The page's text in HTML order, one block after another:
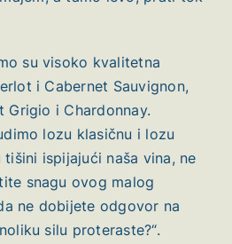
su visoko kvalitetna
i Cabernet Sauvignon,
Grigio i Chardonnay.
lozu klasičnu i lozu
ispijajući naša vina, ne
snagu ovog malog
ne dobijete odgovor na
silu proteraste?“.